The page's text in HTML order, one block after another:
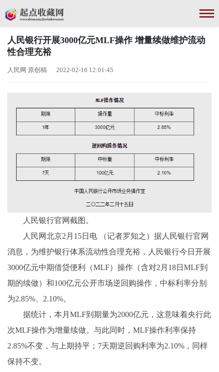
人民银行开展3000亿元MLF操作 增量续做维护流动
性合理充裕
人民网 原创稿 2022-02-16 12:01:45
人民银行官网截图。
人民网北京2月15日电 （记者罗知之）据人民银行官网
消息，为维护银行体系流动性合理充裕，人民银行今日开展
3000亿元中期借贷便利（MLF）操作（含对2月18日MLF到
期的续做）和100亿元公开市场逆回购操作，中标利率分别
为2.85%、2.10%。
据统计，本月MLF到期量为2000亿元，这意味着央行此
次MLF操作为增量续做。与此同时，MLF操作利率保持
2.85%不变，与上期持平；7天期逆回购利率为2.10%，同样
保持不变。